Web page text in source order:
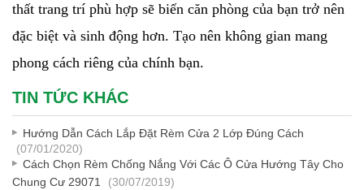
thất trang trí phù hợp sẽ biến căn phòng của bạn trở nên
đặc biệt và sinh động hơn. Tạo nên không gian mang
phong cách riêng của chính bạn.
TIN TỨC KHÁC
Hướng Dẫn Cách Lắp Đặt Rèm Cửa 2 Lớp Đúng Cách
(07/01/2020)
Cách Chọn Rèm Chống Nắng Với Các Ô Cửa Hướng Tây Cho
Chung Cư 29071
(30/07/2019)